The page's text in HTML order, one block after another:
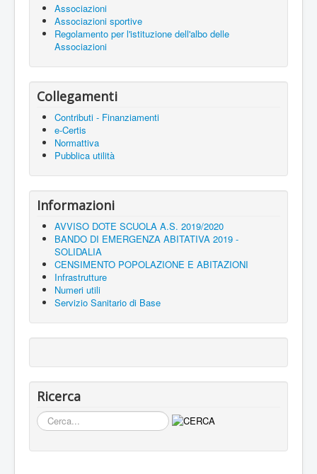
Associazioni
Associazioni sportive
Regolamento per l'istituzione dell'albo delle
Associazioni
Collegamenti
Contributi - Finanziamenti
e-Certis
Normattiva
Pubblica utilità
Informazioni
AVVISO DOTE SCUOLA A.S. 2019/2020
BANDO DI EMERGENZA ABITATIVA 2019 -
SOLIDALIA
CENSIMENTO POPOLAZIONE E ABITAZIONI
Infrastrutture
Numeri utili
Servizio Sanitario di Base
Ricerca
Cerca...